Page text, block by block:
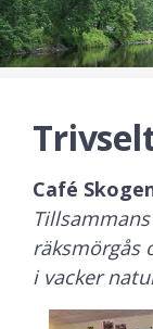
Café
räksmörgås
i vacker